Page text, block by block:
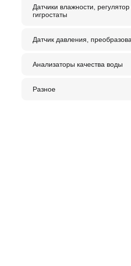
Датчики влажности, регулятор
гигростаты
Датчик давления,
Анализаторы качества воды
Разное